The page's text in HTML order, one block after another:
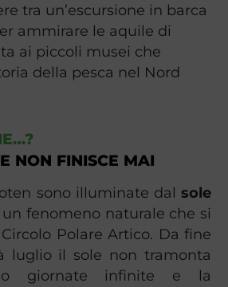
tra un’escursione in barca
ammirare le aquile di
ai piccoli musei che
della pesca nel Nord
NON FINISCE MAI
sono illuminate dalsole
un fenomeno naturale che si
Polare Artico. Da fine
luglio il sole non tramonta
giornate infinite e la